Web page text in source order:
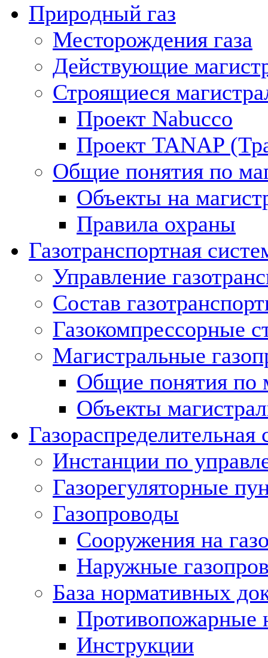
Природный газ
Месторождения газа
Действующие
Строящиеся
Проект Nabucco
Проект TANAP
Общие понятия по
Объекты на
Правила охраны
Газотранспортная
Управление
Состав
Газокомпрессорные
Магистральные
Общие понятия по
Объекты
Газораспределительная
Инстанции по
Газорегуляторные
Газопроводы
Сооружения на
Наружные
База нормативных
Противопожарные
Инструкции